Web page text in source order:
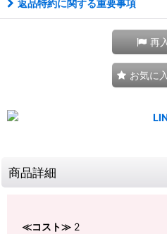
返品特約に関する重要事項
再
お気に
商品詳細
≪コスト≫ 2